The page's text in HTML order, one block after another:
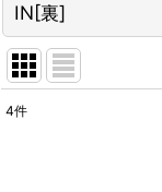
IN[裏]
4件